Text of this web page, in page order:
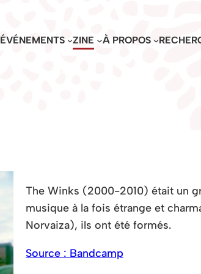
ÉVÉNEMENTS ZINE À PROPOS
The Winks (2000-2010) était un
musique à la fois étrange et
Norvaiza), ils ont été formés.
Source : Bandcamp